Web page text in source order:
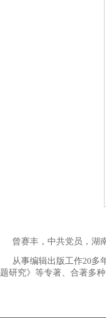
曾赛丰，中共党员，湖
从事编辑出版工作20多
题研究》等专著、合著多